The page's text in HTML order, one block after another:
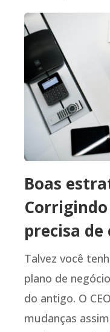
Boas
precisa
Talvez você
plano de
do antigo. O
mudanças